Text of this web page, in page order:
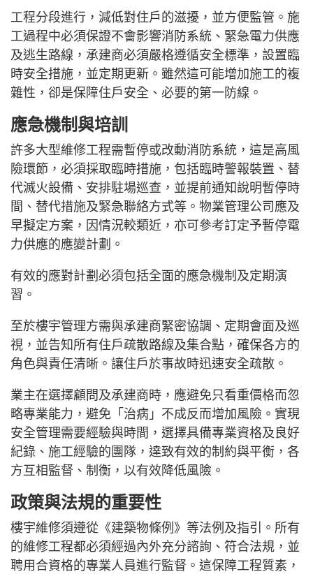
工程分段進行，減低對住戶的滋擾，並方便監管。施
工過程中必須保證不會影響消防系統、緊急電力供應
及逃生路線，承建商必須嚴格遵循安全標準，設置臨
時安全措施，並定期更新。雖然這可能增加施工的複
雜性，卻是保障住戶安全、必要的第一防線。
應急機制與培訓
許多大型維修工程需暫停或改動消防系統，這是高風
險環節，必須採取臨時措施，包括臨時警報裝置、替
代滅火設備、安排駐場巡查，並提前通知說明暫停時
間、替代措施及緊急聯絡方式等。物業管理公司應及
早擬定方案，因情況較類近，亦可參考訂定予暫停電
力供應的應變計劃。
有效的應對計劃必須包括全面的應急機制及定期演
習。
至於樓宇管理方需與承建商緊密協調、定期會面及巡
視，並告知所有住戶疏散路線及集合點，確保各方的
角色與責任清晰。讓住戶於事故時迅速安全疏散。
業主在選擇顧問及承建商時，應避免只看重價格而忽
略專業能力，避免「治病」不成反而增加風險。實現
安全管理需要經驗與時間，選擇具備專業資格及良好
紀錄、施工經驗的團隊，達致有效的制約與平衡，各
方互相監督、制衡，以有效降低風險。
政策與法規的重要性
樓宇維修須遵從《建築物條例》等法例及指引。所有
的維修工程都必須經過內外充分諮詢、符合法規，並
聘用合資格的專業人員進行監督。這保障工程質素，